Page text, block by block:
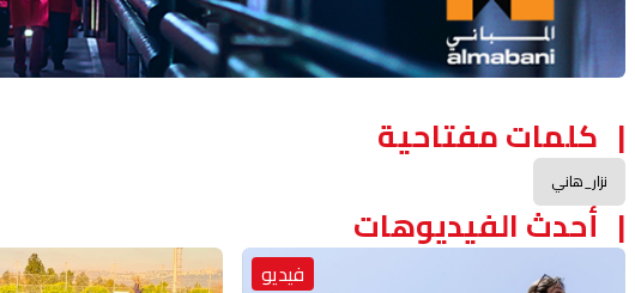
كلمات مفتاحية
نزار_هاني
أحدث الفيديوهات
فيديو